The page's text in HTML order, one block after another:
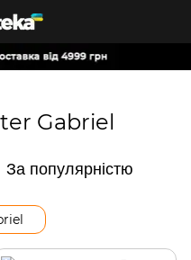
Gabriel
За популярністю